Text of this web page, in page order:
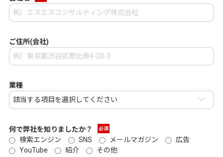
ご住所(会社)
業種
何で弊社を知りましたか？ 必須
検索エンジン SNS メールマガジン
広告
YouTube
紹介 その他